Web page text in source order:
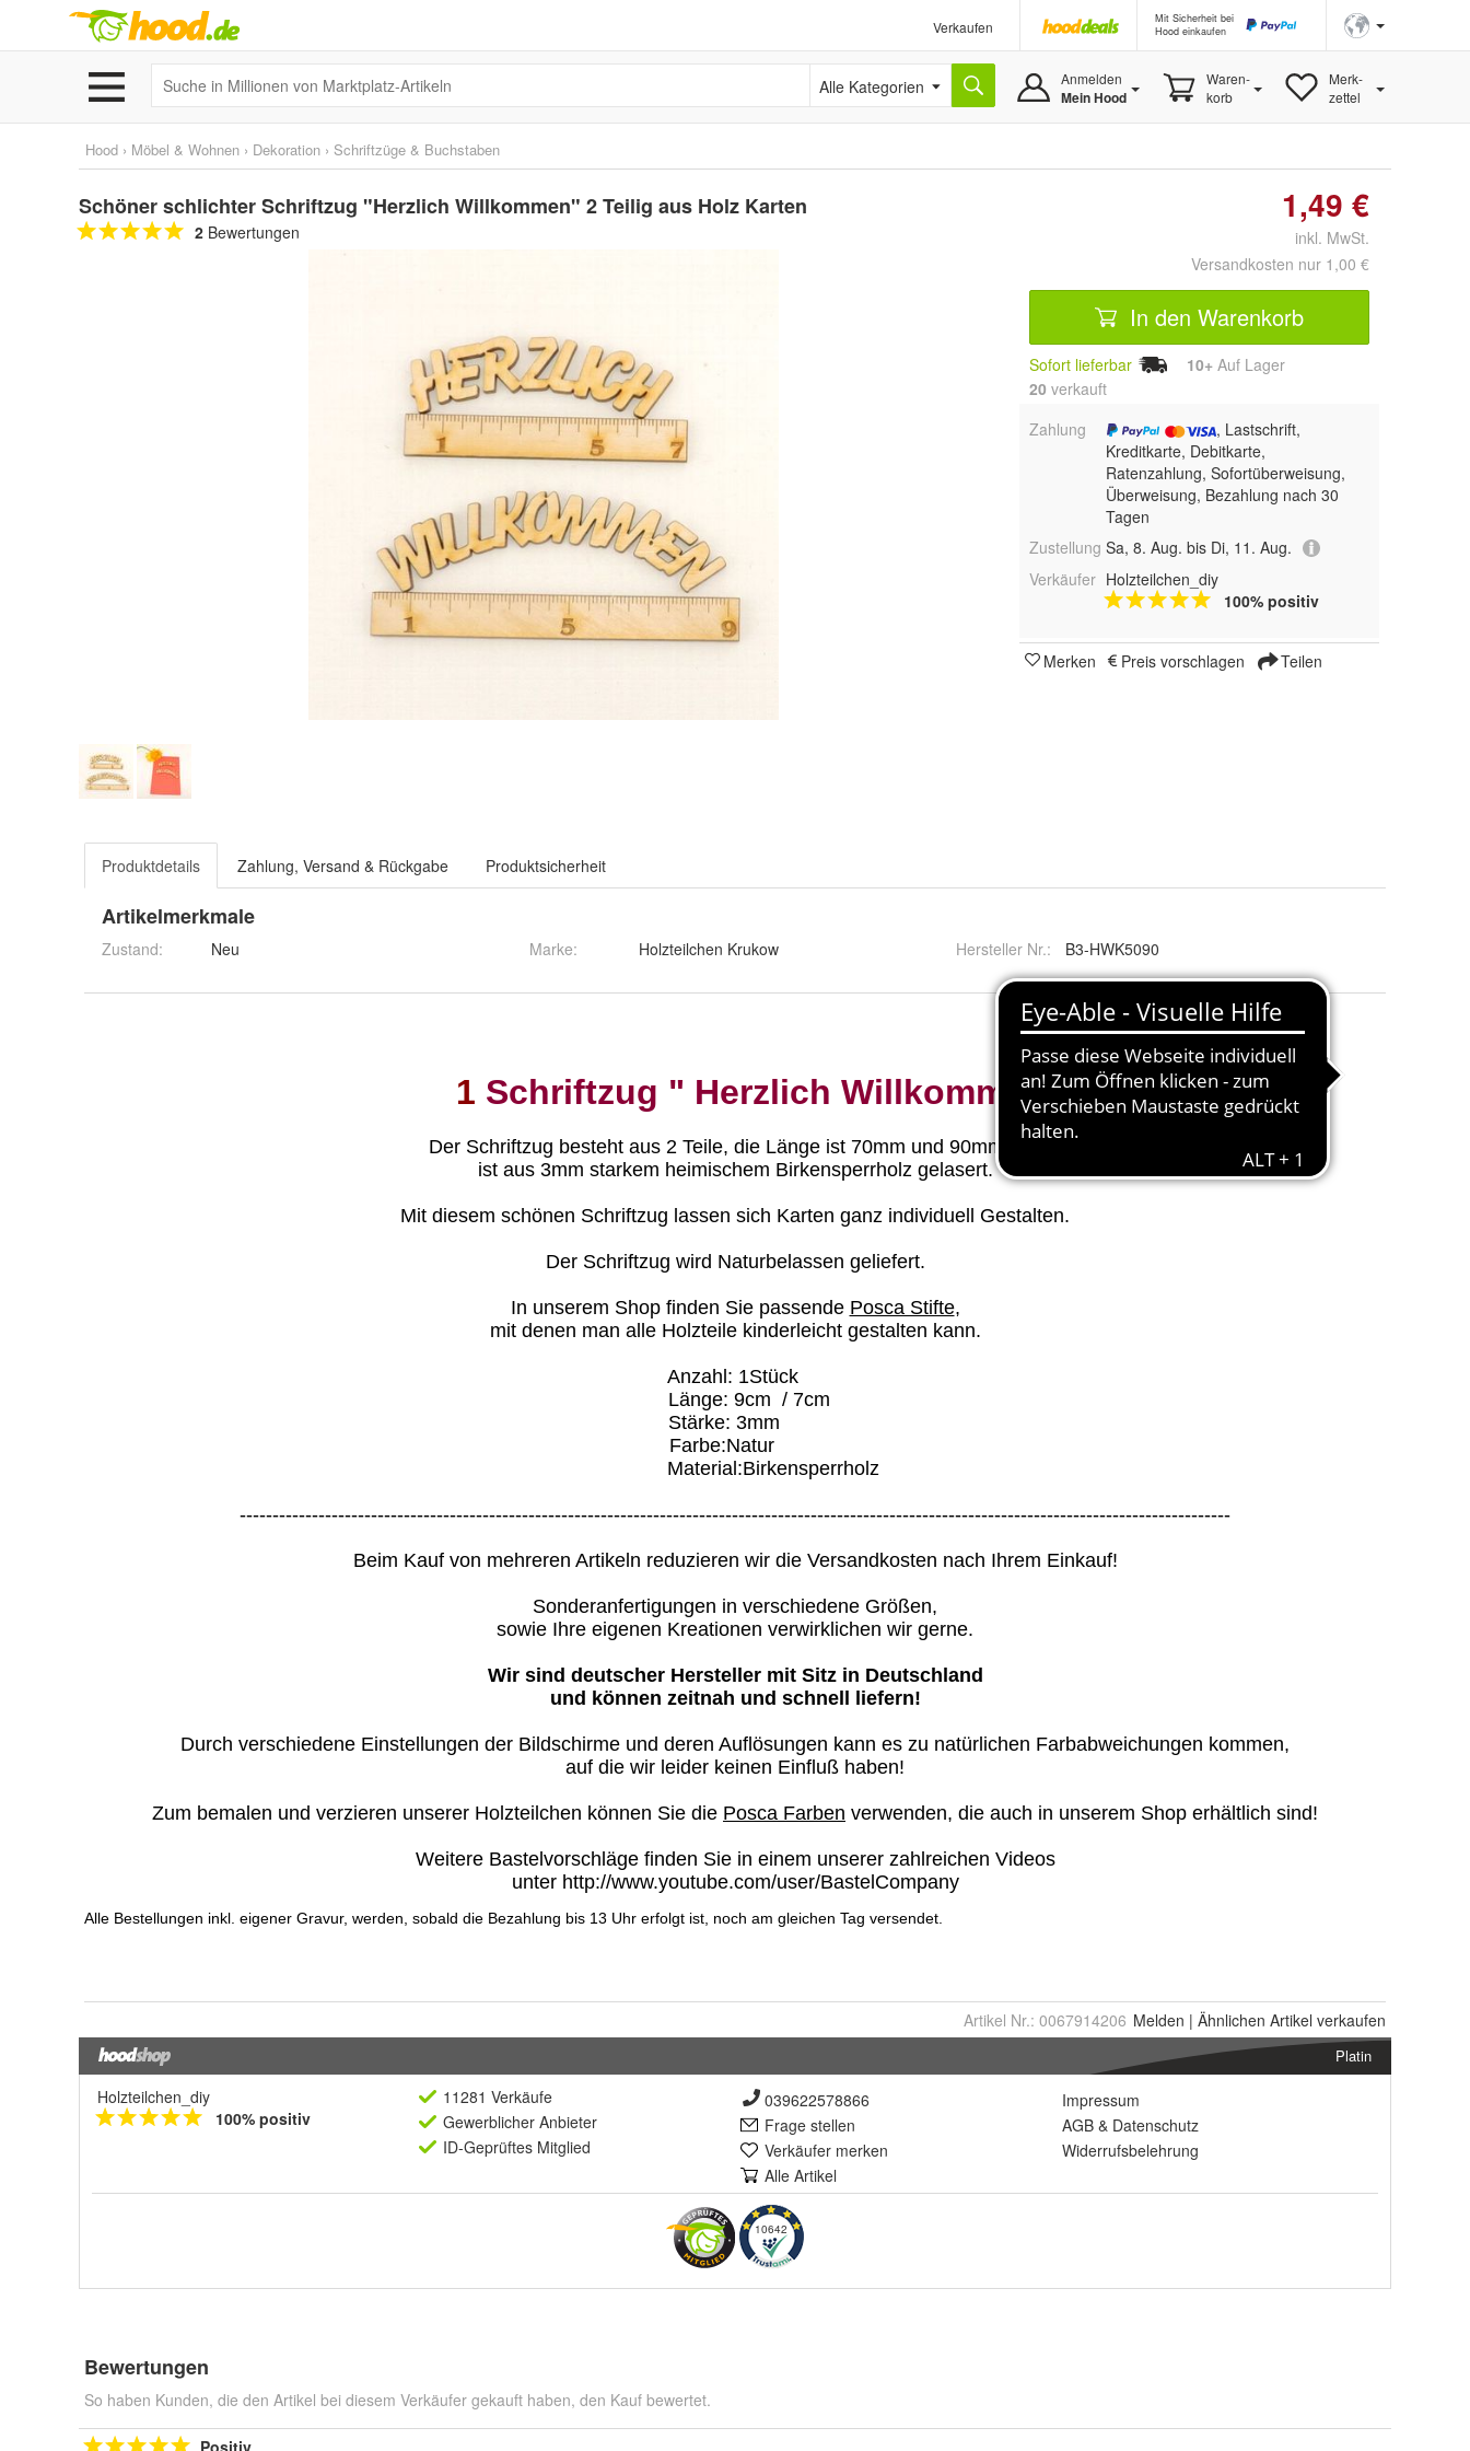
Verkaufen
Mit Sicherheit bei
Hood einkaufen
Alle Kategorien Anmelden
Mein Hood
Waren-
korb
Merk-
zettel
Hood › Möbel & Wohnen › Dekoration › Schriftzüge & Buchstaben
Schöner schlichter Schriftzug "Herzlich Willkommen" 2 Teilig aus Holz Karten
2 Bewertungen
1,49 €
inkl. MwSt.
Versandkosten nur 1,00 €
In den Warenkorb
Sofort lieferbar 10+ Auf Lager
20 verkauft
Zahlung
, Lastschrift,
Kreditkarte, Debitkarte,
Ratenzahlung, Sofortüberweisung,
Überweisung, Bezahlung nach 30
Tagen
Zustellung Sa, 8. Aug. bis Di, 11. Aug.
Verkäufer Holzteilchen_diy
100% positiv
Merken Preis vorschlagen Teilen
Produktdetails Zahlung, Versand & Rückgabe Produktsicherheit
Artikelmerkmale
Zustand: Neu Marke: Holzteilchen Krukow Hersteller Nr.: B3-HWK5090
Artikel Nr.: 0067914206 Melden | Ähnlichen Artikel verkaufen
Platin
Holzteilchen_diy
100% positiv
11281 Verkäufe
Gewerblicher Anbieter
ID-Geprüftes Mitglied
039622578866
Frage stellen
Verkäufer merken
Alle Artikel
Impressum
AGB & Datenschutz
Widerrufsbelehrung
10642
Bewertungen
So haben Kunden, die den Artikel bei diesem Verkäufer gekauft haben, den Kauf bewertet.
Positiv